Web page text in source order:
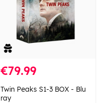
€79.99
Twin Peaks S1-3 BOX - Blu
ray